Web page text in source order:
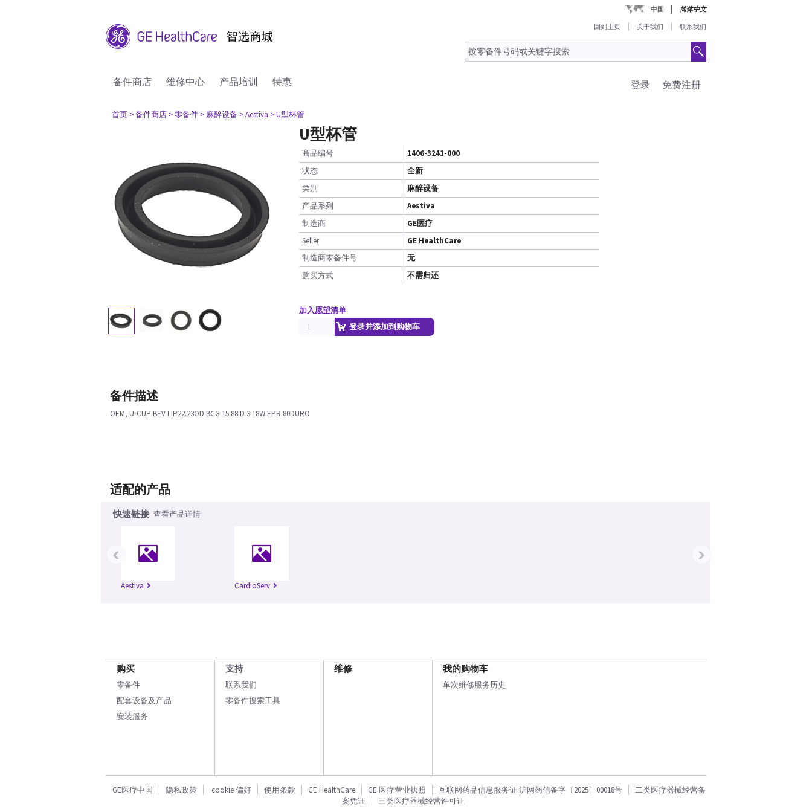
中国 简体中文
回到主页 关于我们 联系我们
备件商店 维修中心 产品培训 特惠 免费注册
登录
首页 > 备件商店 > 零备件 > 麻醉设备 > Aestiva > U型杯管
U型杯管
商品编号
1406-3241-000
状态
全新
类别
麻醉设备
产品系列
Aestiva
制造商
GE医疗
Seller
GE HealthCare
制造商零备件号
无
购买方式
不需归还
加入愿望清单
登录并添加到购物车
备件描述
OEM, U-CUP BEV LIP22.23OD BCG 15.88ID 3.18W EPR 80DURO
适配的产品
快速链接 查看产品详情
Aestiva CardioServ
‹ ›
购买
零备件
配套设备及产品
安装服务
支持
联系我们
零备件搜索工具
维修 我的购物车
单次维修服务历史
GE医疗中国 隐私政策 cookie 偏好 使用条款 GE HealthCare GE 医疗营业执照 互联网药品信息服务证 沪网药信备字〔2025〕00018号
二类医疗器械经营备
案凭证
三类医疗器械经营许可证